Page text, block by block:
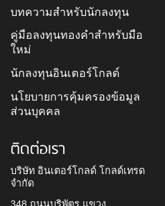
บทความสำหรับนักลงทุน
คู่มือลงทุนทองคำสำหรับมือ
ใหม่
นักลงทุนอินเตอร์โกลด์
นโยบายการคุ้มครองข้อมูล
ส่วนบุคคล
ติดต่อเรา
บริษัท อินเตอร์โกลด์ โกลด์เทรด
จำกัด
348 ถนนบริพัตร แขวง